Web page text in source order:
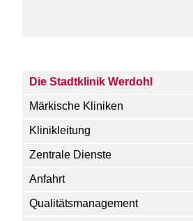
Die Stadtklinik Werdohl
Märkische Kliniken
Klinikleitung
Zentrale Dienste
Anfahrt
Qualitätsmanagement